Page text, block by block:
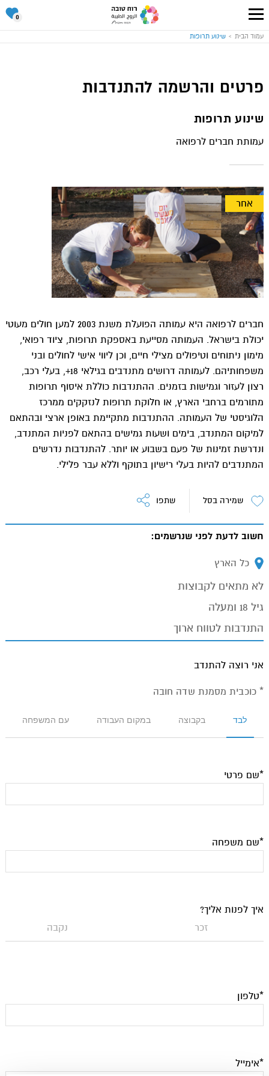
עבור
טובה
0
סל
שלי
עמוד הבית שינוע תרופות
פרטים והרשמה להתנדבות
שינוע תרופות
עמותת חברים לרפואה
אחר
חברים לרפואה היא עמותה הפועלת משנת 2003 למען חולים מעוטי
יכולת בישראל. העמותה מסייעת באספקת תרופות, ציוד רפואי,
מימון ניתוחים וטיפולים מצילי חיים, וכן ליווי אישי לחולים ובני
משפחותיהם. לעמותה דרושים מתנדבים בגילאי 18+, בעלי רכב,
רצון לעזור וגמישות בזמנים. ההתנדבות כוללת איסוף תרופות
מתורמים ברחבי הארץ, או חלוקת תרופות לנזקקים ממרכז
הלוגיסטי של העמותה. ההתנדבות מתקיימת באופן ארצי ובהתאם
למיקום המתנדב, בימים ושעות גמישים בהתאם לפניות המתנדב,
ונדרשת זמינות של פעם בשבוע או יותר. להתנדבות נדרשים
המתנדבים להיות בעלי רישיון בתוקף וללא עבר פלילי.
שמירה בסל שתפו
חשוב לדעת לפני שנרשמים:
מיקום:
כל הארץ
לא מתאים לקבוצות
גיל 18 ומעלה
התנדבות לטווח ארוך
אני רוצה להתנדב
* כוכבית מסמנת שדה חובה
לבד בקבוצה במקום העבודה עם המשפחה
*שם פרטי
*שם משפחה
איך לפנות אליך?
זכר
נקבה
*טלפון
*אימייל